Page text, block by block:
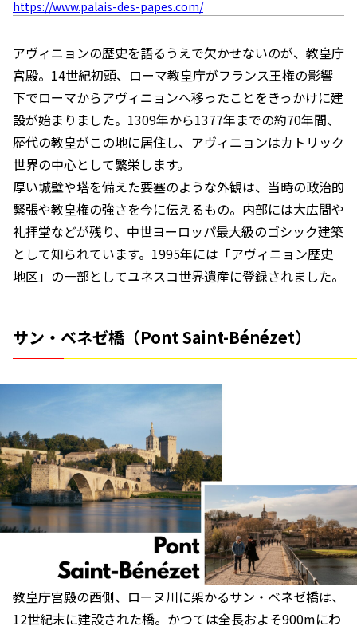
https://www.palais-des-papes.com/
アヴィニョンの歴史を語るうえで欠かせないのが、教皇庁
宮殿。14世紀初頭、ローマ教皇庁がフランス王権の影響
下でローマからアヴィニョンへ移ったことをきっかけに建
設が始まりました。1309年から1377年までの約70年間、
歴代の教皇がこの地に居住し、アヴィニョンはカトリック
世界の中心として繁栄します。
厚い城壁や塔を備えた要塞のような外観は、当時の政治的
緊張や教皇権の強さを今に伝えるもの。内部には大広間や
礼拝堂などが残り、中世ヨーロッパ最大級のゴシック建築
として知られています。1995年には「アヴィニョン歴史
地区」の一部としてユネスコ世界遺産に登録されました。
サン・ベネゼ橋（Pont Saint-Bénézet）
教皇庁宮殿の西側、ローヌ川に架かるサン・ベネゼ橋は、
12世紀末に建設された橋。かつては全長およそ900mにわ